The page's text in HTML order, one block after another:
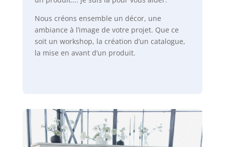
Nous créons ensemble un décor, une
ambiance à l’image de votre projet. Que ce
soit un workshop, la création d’un catalogue,
la mise en avant d’un produit.